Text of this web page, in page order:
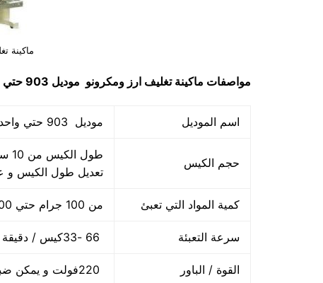
ماكينة
مواصفات ماكينة تغليف ارز ومكرونو موديل 903 حتي واحد كيلو ماركة مهندس منسي
اسم الموديل موديل 903 حتي واحد كيلو ماركة المهندس منسي
حجم الكيس
تعديل طول الكيس
كمية المواد التي تعبئ من 100 جرام حتي 1000 جرام واحد كيلو
سرعة التعبئة
القوة / الباور